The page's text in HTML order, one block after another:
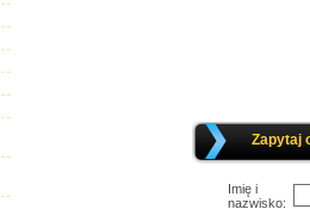
Zapytaj
Imię i
nazwisko: